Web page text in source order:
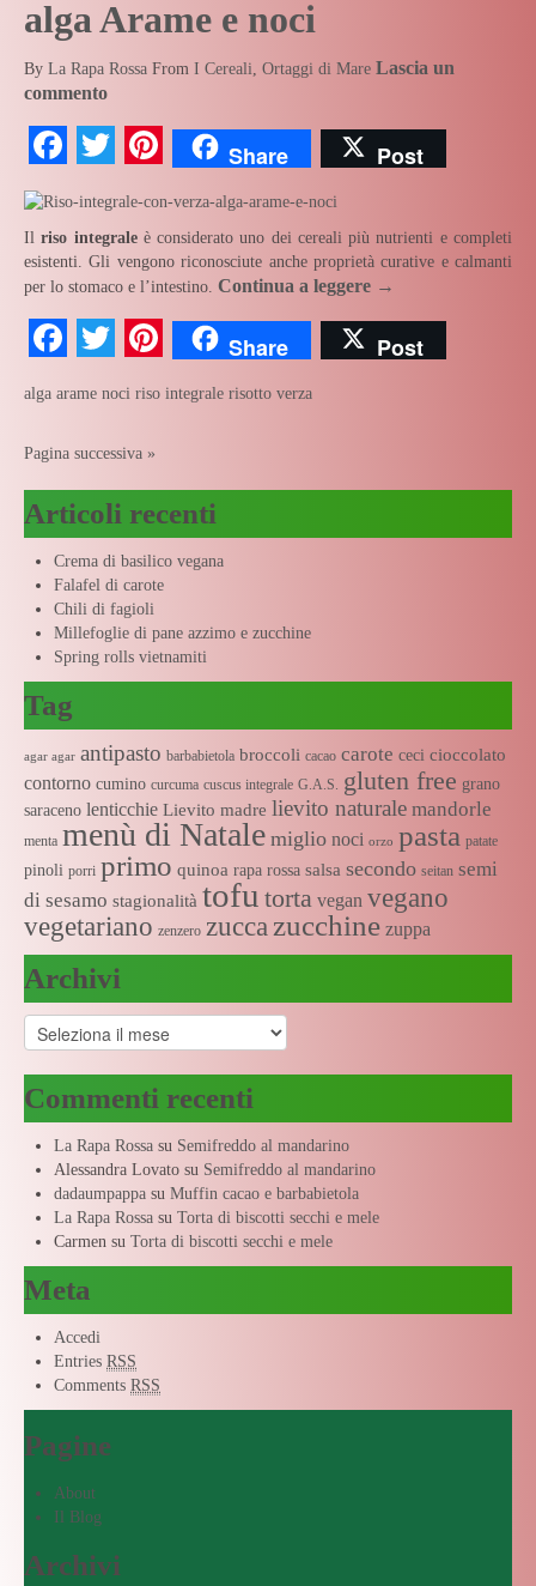
alga Arame e noci
By La Rapa Rossa From I Cereali, Ortaggi di Mare Lascia un
commento
Facebook
TwitterPinterest
Share Post
Ilriso integraleè considerato uno dei cereali più nutrienti e completi
esistenti. Gli vengono riconosciute anche proprietà curative e calmanti
per lo stomaco e l’intestino. Continua a leggere →
Facebook
TwitterPinterest
Share Post
alga arame noci riso integrale risotto verza
Pagina successiva »
Articoli recenti
Crema di basilico vegana
Falafel di carote
Chili di fagioli
Millefoglie di pane azzimo e zucchine
Spring rolls vietnamiti
Tag
agar agar antipasto barbabietola broccoli cacao carote ceci cioccolato
contorno cumino curcuma cuscus integrale G.A.S. gluten free grano
saraceno lenticchie Lievito madre lievito naturale mandorle
menta menù di Natale miglio noci orzo pasta patate
pinoli porri primo quinoa rapa rossa salsa secondo seitan semi
di sesamo stagionalità tofu torta vegan vegano
vegetariano zenzero zucca zucchine zuppa
Archivi
Archivi
Commenti recenti
La Rapa Rossa su Semifreddo al mandarino
Alessandra Lovato su Semifreddo al mandarino
dadaumpappa su Muffin cacao e barbabietola
La Rapa Rossa su Torta di biscotti secchi e mele
Carmen su Torta di biscotti secchi e mele
Meta
Accedi
Entries RSS
Comments RSS
Pagine
About
Il Blog
Archivi